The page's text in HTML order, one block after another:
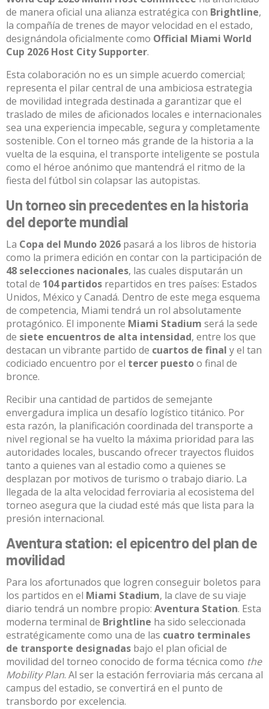
de manera oficial una alianza estratégica con Brightline,
la compañía de trenes de mayor velocidad en el estado,
designándola oficialmente como Official Miami World
Cup 2026 Host City Supporter.
Esta colaboración no es un simple acuerdo comercial;
representa el pilar central de una ambiciosa estrategia
de movilidad integrada destinada a garantizar que el
traslado de miles de aficionados locales e internacionales
sea una experiencia impecable, segura y completamente
sostenible. Con el torneo más grande de la historia a la
vuelta de la esquina, el transporte inteligente se postula
como el héroe anónimo que mantendrá el ritmo de la
fiesta del fútbol sin colapsar las autopistas.
Un torneo sin precedentes en la historia
del deporte mundial
La Copa del Mundo 2026 pasará a los libros de historia
como la primera edición en contar con la participación de
48 selecciones nacionales, las cuales disputarán un
total de 104 partidos repartidos en tres países: Estados
Unidos, México y Canadá. Dentro de este mega esquema
de competencia, Miami tendrá un rol absolutamente
protagónico. El imponente Miami Stadium será la sede
de siete encuentros de alta intensidad, entre los que
destacan un vibrante partido de cuartos de final y el tan
codiciado encuentro por el tercer puestoo final de
bronce.
Recibir una cantidad de partidos de semejante
envergadura implica un desafío logístico titánico. Por
esta razón, la planificación coordinada del transporte a
nivel regional se ha vuelto la máxima prioridad para las
autoridades locales, buscando ofrecer trayectos fluidos
tanto a quienes van al estadio como a quienes se
desplazan por motivos de turismo o trabajo diario. La
llegada de la alta velocidad ferroviaria al ecosistema del
torneo asegura que la ciudad esté más que lista para la
presión internacional.
Aventura station: el epicentro del plan de
movilidad
Para los afortunados que logren conseguir boletos para
los partidos en el Miami Stadium, la clave de su viaje
diario tendrá un nombre propio: Aventura Station. Esta
moderna terminal de Brightline ha sido seleccionada
estratégicamente como una de las cuatro terminales
de transporte designadas bajo el plan oficial de
movilidad del torneo conocido de forma técnica como the
Mobility Plan. Al ser la estación ferroviaria más cercana al
campus del estadio, se convertirá en el punto de
transbordo por excelencia.